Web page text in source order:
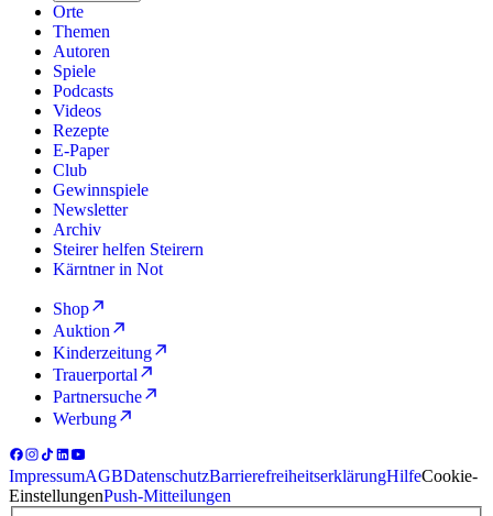
Orte
Themen
Autoren
Spiele
Podcasts
Videos
Rezepte
E-Paper
Club
Gewinnspiele
Newsletter
Archiv
Steirer helfen Steirern
Kärntner in Not
Shop
Auktion
Kinderzeitung
Trauerportal
Partnersuche
Werbung
ImpressumAGBDatenschutzBarrierefreiheitserklärungHilfeCookie-
EinstellungenPush-Mitteilungen